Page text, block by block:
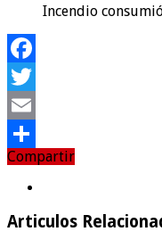
Incendio
Facebook
Twitter
Email
Compartir
Compartir
Articulos